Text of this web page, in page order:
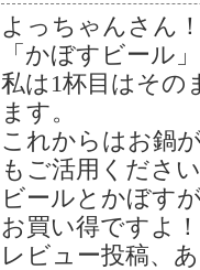
よっちゃんさん
「かぼすビール
私は1杯目はその
ます。
これからはお鍋
もご活用くださ
ビールとかぼす
お買い得ですよ！
レビュー投稿、